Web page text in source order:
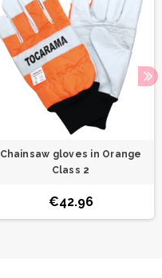
Chainsaw gloves in Orange
Class 2
€42.96